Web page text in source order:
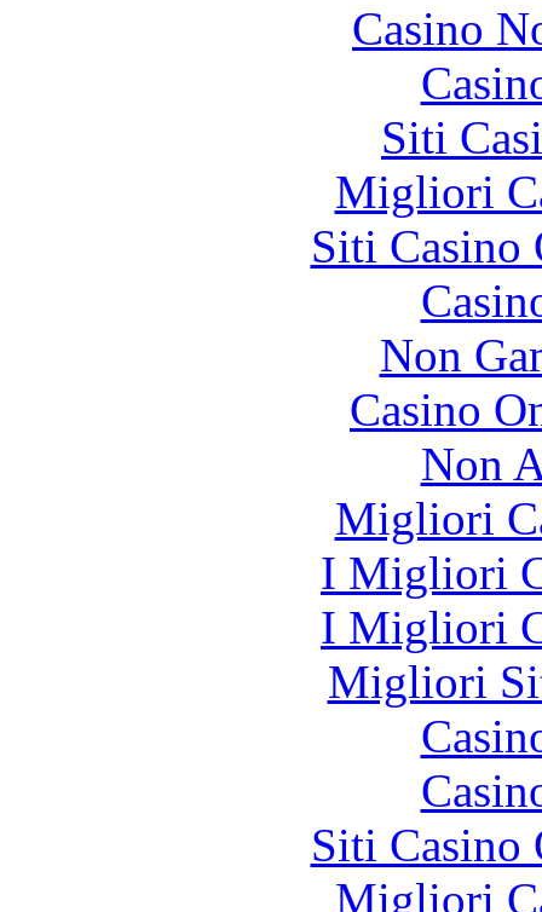
Casino
Siti
Migliori
Siti Casino
Non
Casino
Non
Migliori
I Migliori
I Migliori
Migliori
Siti Casino
Migliori